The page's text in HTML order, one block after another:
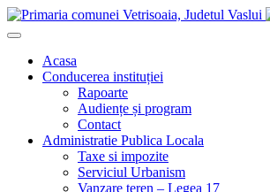
Acasa
Conducerea instituției
Rapoarte
Audiențe și program
Contact
Administratie Publica Locala
Taxe si impozite
Serviciul Urbanism
Vanzare teren – Legea 17